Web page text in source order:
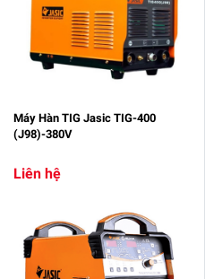
Máy Hàn TIG Jasic TIG-400
(J98)-380V
Liên hệ